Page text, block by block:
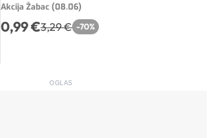
Akcija Žabac (08.06)
0,99 €3,29 € -70%
OGLAS